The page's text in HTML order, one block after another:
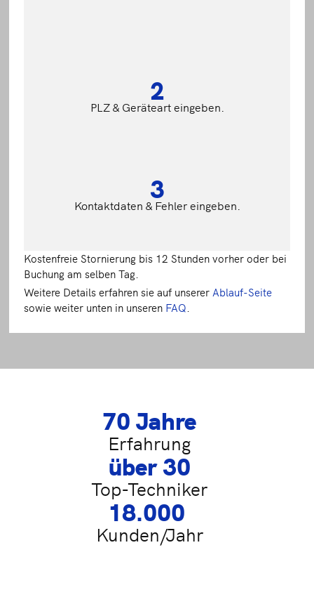
2
PLZ & Geräteart eingeben.
3
Kontaktdaten & Fehler eingeben.
Kostenfreie Stornierung bis 12 Stunden vorher oder bei
Buchung am selben Tag.
Weitere Details erfahren sie auf unserer Ablauf-Seite
sowie weiter unten in unseren FAQ
Erfahrung
70 Jahre
Top-Techniker
über 30
Kunden/Jahr
18.000